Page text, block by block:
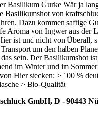
Basilikum Gurke Wär ja
Basilikumshot von
Dazu kommen saftige
Aroma von Ingwer aus der
ist und nicht von Überall,
um den halben
das sein. Der Basilikumshot
im Winter und im
Hier stecken: > 100 %
> Bio-Qualität
GmbH, D - 90443